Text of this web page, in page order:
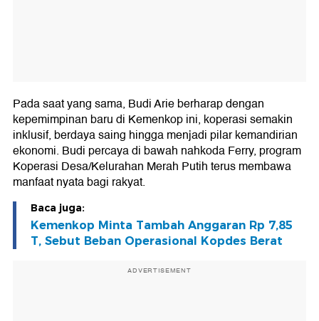
Pada saat yang sama, Budi Arie berharap dengan
kepemimpinan baru di Kemenkop ini, koperasi semakin
inklusif, berdaya saing hingga menjadi pilar kemandirian
ekonomi. Budi percaya di bawah nahkoda Ferry, program
Koperasi Desa/Kelurahan Merah Putih terus membawa
manfaat nyata bagi rakyat.
Baca juga:
Kemenkop Minta Tambah Anggaran Rp 7,85
T, Sebut Beban Operasional Kopdes Berat
ADVERTISEMENT